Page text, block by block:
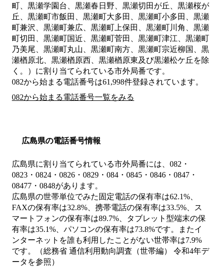
町、黒瀬学園台、黒瀬春日野、黒瀬切田が丘、黒瀬桜が
丘、黒瀬町市飯田、黒瀬町大多田、黒瀬町小多田、黒瀬
町兼沢、黒瀬町兼広、黒瀬町上保田、黒瀬町川角、黒瀬
町切田、黒瀬町国近、黒瀬町菅田、黒瀬町津江、黒瀬町
乃美尾、黒瀬町丸山、黒瀬町南方、黒瀬町宗近柳国、黒
瀬楢原北、黒瀬楢原西、黒瀬楢原東及び黒瀬松ケ丘を除
く。） に割り当てられている市外局番です。
082から始まる電話番号は61,998件登録されています。
082から始まる電話番号一覧をみる
広島県の電話番号情報
広島県に割り当てられている市外局番には、082・
0823・0824・0826・0829・084・0845・0846・0847・
08477・0848があります。
広島県の世帯単位でみた固定電話の保有率は62.1%、
FAXの保有率は32.8%、携帯電話の保有率は33.5%、ス
マートフォンの保有率は89.7%、タブレット型端末の保
有率は35.1%、パソコンの保有率は73.8%です。またイ
ンターネットを誰も利用したことがない世帯率は7.9%
です。（総務省 通信利用動向調査（世帯編） 令和4年デ
ータを参照）